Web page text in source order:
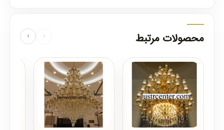
محصولات مرتبط ‹
›